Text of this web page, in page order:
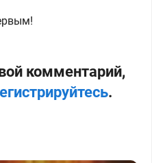
комментарий,
.